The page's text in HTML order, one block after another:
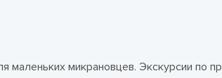
микрановцев. Экскурсии по